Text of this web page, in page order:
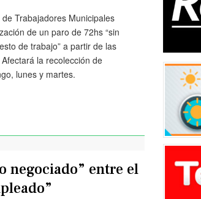
Trabajadores Municipales
de un paro de 72hs “sin
de trabajo” a partir de las
la recolección de
lunes y martes.
negociado” entre el